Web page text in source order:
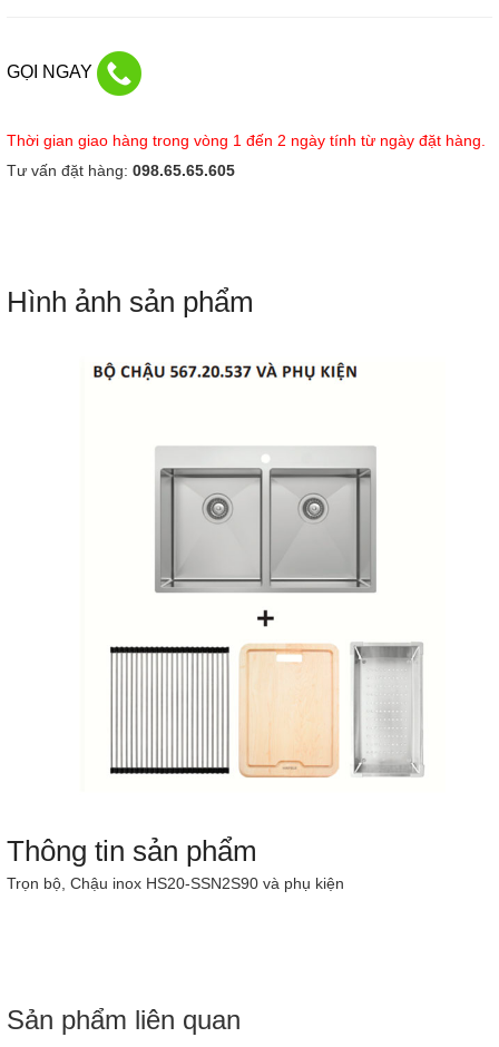
GỌI NGAY
Thời gian giao hàng trong vòng 1 đến 2 ngày tính từ ngày đặt hàng.
Tư vấn đặt hàng: 098.65.65.605
Hình ảnh sản phẩm
Thông tin sản phẩm
Trọn bộ, Chậu inox HS20-SSN2S90 và phụ kiện
Sản phẩm liên quan